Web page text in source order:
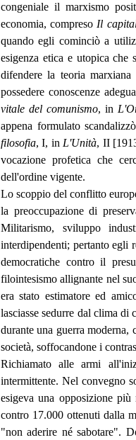
congeniale il marxismo
economia, compreso Il
quando egli cominciò a
esigenza etica e utopica
difendere la teoria
possedere conoscenze
vitale del comunismo, in
appena formulato
filosofia, I, in L'Unità, II
vocazione profetica che
dell'ordine vigente.
Lo scoppio del conflitto
la preoccupazione di
Militarismo, sviluppo
interdipendenti; pertanto egli
democratiche contro il
filointesismo allignante nel
era stato estimatore ed
lasciasse sedurre dal clima
durante una guerra moderna,
società, soffocandone i
Richiamato alle armi
intermittente. Nel convegno
esigeva una opposizione più
contro 17.000 ottenuti dalla
"non aderire né sabotare".